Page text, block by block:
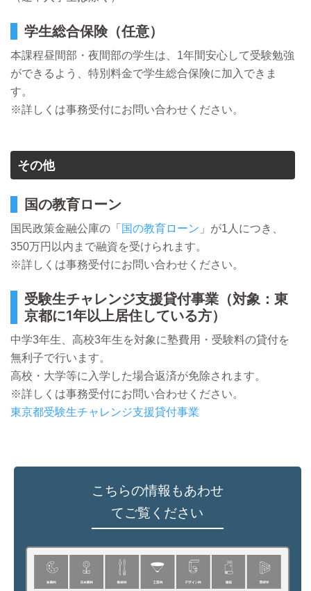
学生総合保険（任意）
本課程昼間部・夜間部の学生は、1年間安心して受験勉強
ができるよう、特別料金で学生総合保険に加入できま
す。
※詳しくは事務受付にお問い合わせください。
その他
国の教育ローン
国民政策金融公庫の「 国の教育ローン 」が1人につき、
350万円以内まで融資を受けられます。
※詳しくは事務受付にお問い合わせください。
受験生チャレンジ支援貸付事業（対象：東
京都に1年以上居住している方）
中学3年生、高校3年生を対象に塾費用・受験料の貸付を
無利子で行います。
高校・大学等に入学した場合返済が免除されます。
※詳しくは事務受付にお問い合わせください。
東京都受験生チャレンジ支援貸付事業
こちらの情報もあわせ
てご覧ください